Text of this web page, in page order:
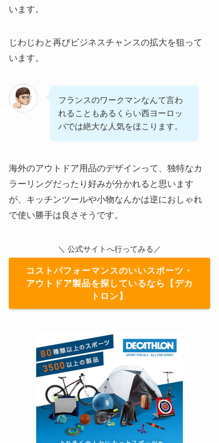
います。
じわじわと再びビジネスチャンスの拡大を狙って
います。
フランスのワークマンなんて言わ
れることもあるくらい西ヨーロッ
パでは絶大な人気をほこります。
海外のアウトドア用品のデザインって、独特なカ
ラーリングだったり好みが分かれると思います
が、キッチンツールや小物なんかは逆におしゃれ
で使い勝手は良さそうです。
＼ 公式サイトへ行ってみる／
コストパフォーマンスのいいスポーツ・
アウトドア製品を探しているなら【デカ
トロン】